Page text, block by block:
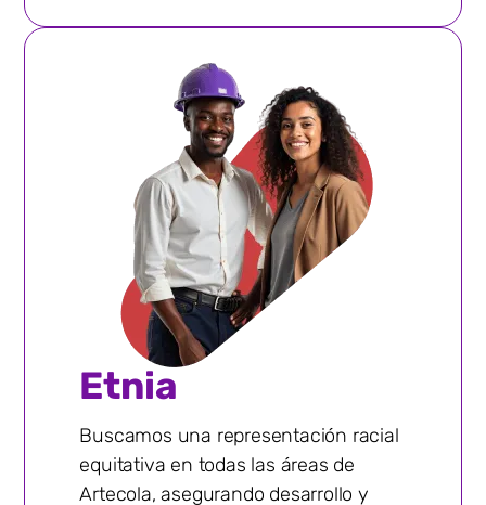
Etnia
Buscamos una representación racial
equitativa en todas las áreas de
Artecola, asegurando desarrollo y